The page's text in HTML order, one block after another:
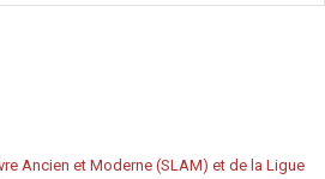
Ancien et Moderne (SLAM) et de la Ligue